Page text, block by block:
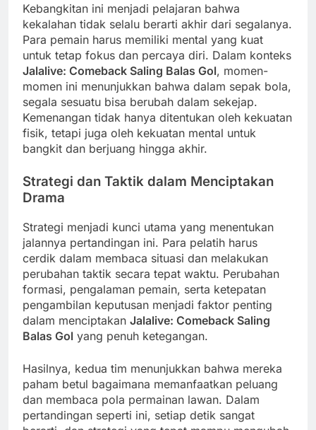
Kebangkitan ini menjadi pelajaran bahwa
kekalahan tidak selalu berarti akhir dari segalanya.
Para pemain harus memiliki mental yang kuat
untuk tetap fokus dan percaya diri. Dalam konteks
Jalalive: Comeback Saling Balas Gol, momen-
momen ini menunjukkan bahwa dalam sepak bola,
segala sesuatu bisa berubah dalam sekejap.
Kemenangan tidak hanya ditentukan oleh kekuatan
fisik, tetapi juga oleh kekuatan mental untuk
bangkit dan berjuang hingga akhir.
Strategi dan Taktik dalam Menciptakan
Drama
Strategi menjadi kunci utama yang menentukan
jalannya pertandingan ini. Para pelatih harus
cerdik dalam membaca situasi dan melakukan
perubahan taktik secara tepat waktu. Perubahan
formasi, pengalaman pemain, serta ketepatan
pengambilan keputusan menjadi faktor penting
dalam menciptakan Jalalive: Comeback Saling
Balas Gol yang penuh ketegangan.
Hasilnya, kedua tim menunjukkan bahwa mereka
paham betul bagaimana memanfaatkan peluang
dan membaca pola permainan lawan. Dalam
pertandingan seperti ini, setiap detik sangat